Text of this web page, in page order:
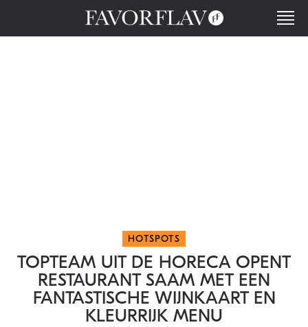
HOTSPOTS
TOPTEAM UIT DE HORECA OPENT
RESTAURANT SAAM MET EEN
FANTASTISCHE WIJNKAART EN
KLEURRIJK MENU